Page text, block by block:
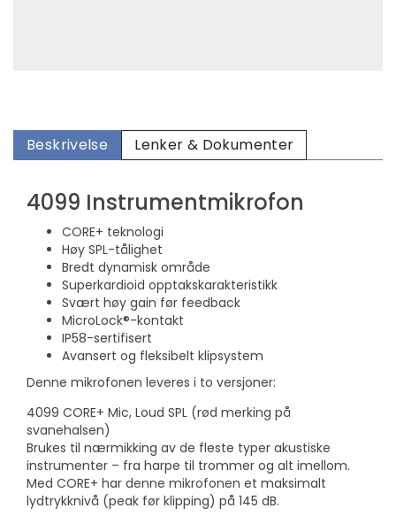
Beskrivelse Lenker & Dokumenter
4099 Instrumentmikrofon
CORE+ teknologi
Høy SPL-tålighet
Bredt dynamisk område
Superkardioid opptakskarakteristikk
Svært høy gain før feedback
MicroLock®-kontakt
IP58-sertifisert
Avansert og fleksibelt klipsystem
Denne mikrofonen leveres i to versjoner:
4099 CORE+ Mic, Loud SPL (rød merking på
svanehalsen)
Brukes til nærmikking av de fleste typer akustiske
instrumenter – fra harpe til trommer og alt imellom.
Med CORE+ har denne mikrofonen et maksimalt
lydtrykknivå (peak før klipping) på 145 dB.